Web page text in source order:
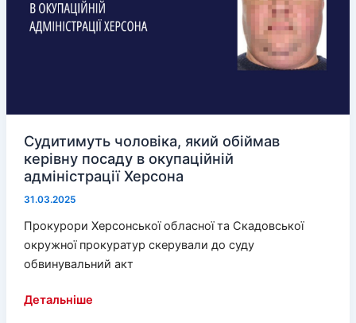
Судитимуть чоловіка, який обіймав
керівну посаду в окупаційній
адміністрації Херсона
31.03.2025
Прокурори Херсонської обласної та Скадовської
окружної прокуратур скерували до суду
обвинувальний акт
Судитимуть
Детальніше